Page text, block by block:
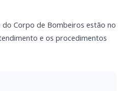
registrado na manhã desta sexta-
em Toledo, onde um veículo com